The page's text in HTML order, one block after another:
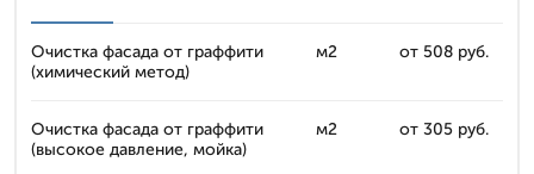
Очистка фасада от граффити
(химический метод)
м2 от 508 руб.
Очистка фасада от граффити
(высокое давление, мойка)
м2 от 305 руб.